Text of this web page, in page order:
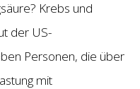
Krebs und
der US-
Personen, die über
mit